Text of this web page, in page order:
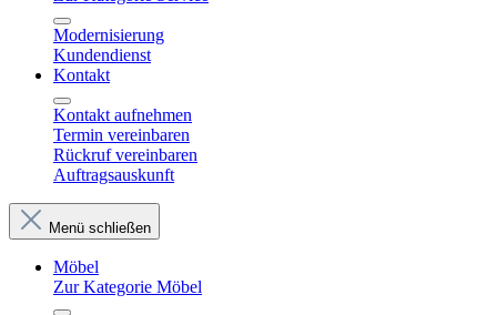
Modernisierung
Kundendienst
Kontakt
Kontakt aufnehmen
Termin vereinbaren
Rückruf vereinbaren
Auftragsauskunft
Menü schließen
Möbel
Zur Kategorie Möbel